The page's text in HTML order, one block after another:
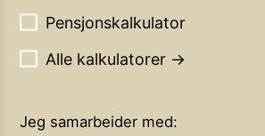
Pensjonskalkulator
Alle kalkulatorer →
Jeg samarbeider med: